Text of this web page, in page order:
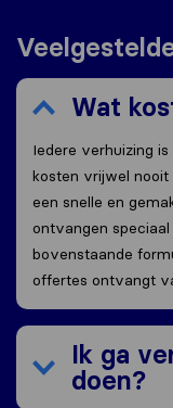
Wat
Iedere verhuizing
kosten vrijwel
een snelle en
ontvangen
bovenstaande
offertes ontvangt
Ik ga
doen?